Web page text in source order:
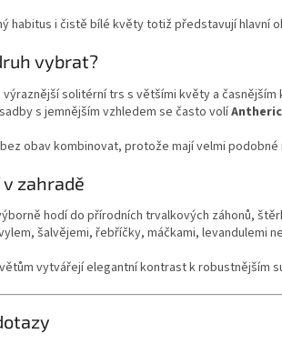
habitus i čistě bílé květy totiž představují hlavní
vybrat?
solitérní trs s většími květy a
s jemnějším vzhledem se často volí
obav kombinovat, protože mají velmi podobné
zahradě
hodí do přírodních trvalkových záhonů,
šalvějemi, řebříčky, máčkami, levandulemi
vytvářejí elegantní kontrast k robustnějším